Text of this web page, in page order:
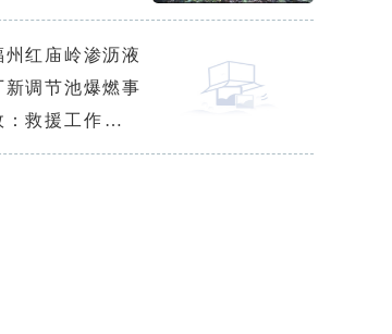
州红庙岭渗沥液
新调节池爆燃事
：救援工作已基
结束